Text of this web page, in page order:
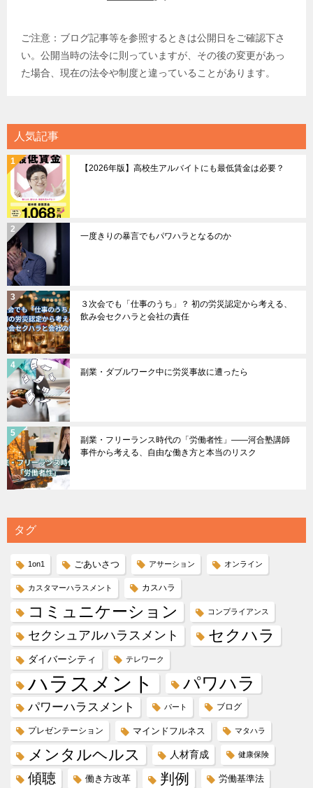
ご注意：ブログ記事等を参照するときは公開日をご確認下さ
い。公開当時の法令に則っていますが、その後の変更があっ
た場合、現在の法令や制度と違っていることがあります。
人気記事
【2026年版】高校生アルバイトにも最低賃金は必要？
一度きりの暴言でもパワハラとなるのか
３次会でも「仕事のうち」？ 初の労災認定から考える、
飲み会セクハラと会社の責任
副業・ダブルワーク中に労災事故に遭ったら
副業・フリーランス時代の「労働者性」――河合塾講師
事件から考える、自由な働き方と本当のリスク
タグ
1on1 ごあいさつ アサーション オンライン
カスタマーハラスメント カスハラ
コミュニケーション コンプライアンス
セクシュアルハラスメント セクハラ
ダイバーシティ テレワーク
ハラスメント パワハラ
パワーハラスメント パート ブログ
プレゼンテーション マインドフルネス マタハラ
メンタルヘルス 人材育成 健康保険
傾聴 働き方改革 判例 労働基準法